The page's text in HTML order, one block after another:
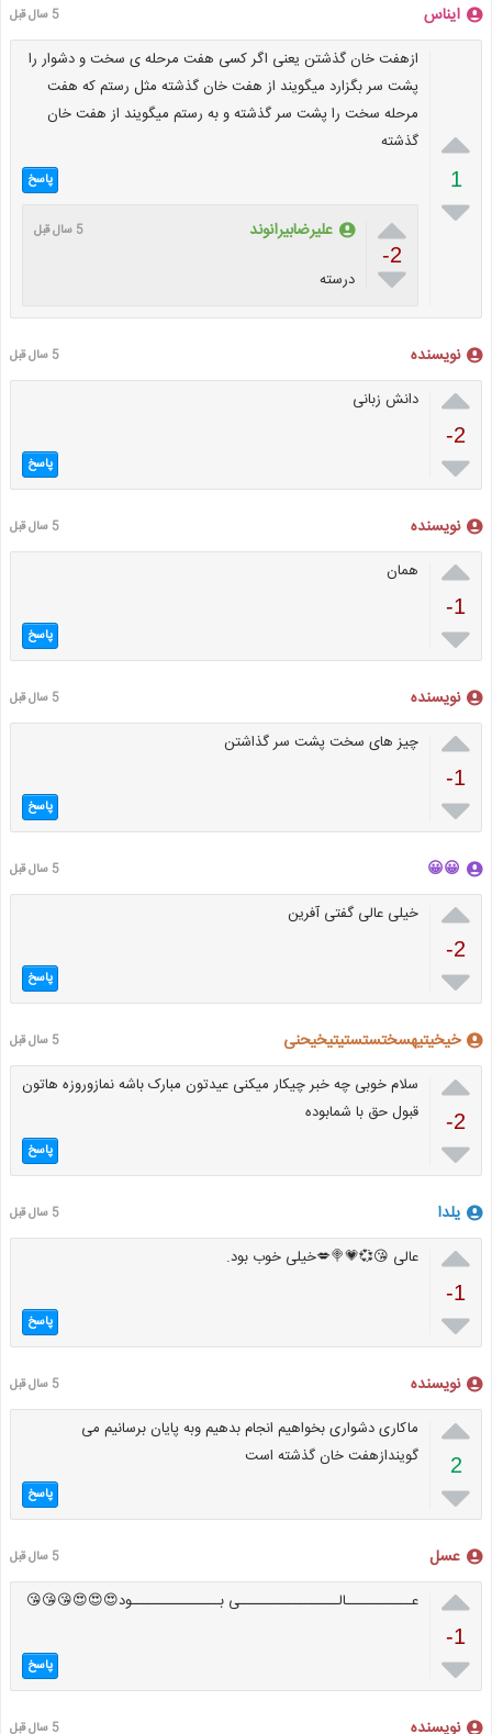
ایناس 5 سال قبل

1

ازهفت خان گذشتن یعنی اگر کسی هفت مرحله ی سخت و دشوار را
پشت سر بگزارد میگویند از هفت خان گذشته مثل رستم که هفت
مرحله سخت را پشت سر گذشته و به رستم میگویند از هفت خان
گذشته
پاسخ

-2

علیرضابیرانوند 5 سال قبل
درسته
نویسنده 5 سال قبل

-2

دانش زبانی
پاسخ
نویسنده 5 سال قبل

-1

همان
پاسخ
نویسنده 5 سال قبل

-1

چیز های سخت پشت سر گذاشتن
پاسخ
😀😀 5 سال قبل

-2

خیلی عالی گفتی آفرین
پاسخ
خیخیتیهسختستستیتیخیحنی 5 سال قبل

-2

سلام خوبی چه خبر چیکار میکنی عیدتون مبارک باشه نمازوروزه هاتون
قبول حق با شمابوده
پاسخ
یلدا 5 سال قبل

-1

عالی 😘💞💗🍭💋خیلی خوب بود.
پاسخ
نویسنده 5 سال قبل

2

ماکاری دشواری بخواهیم انجام بدهیم وبه پایان برسانیم می
گویندازهفت خان گذشته است
پاسخ
عسل 5 سال قبل

-1

عــــــــــــالــــــــــــــــــی بــــــــــــــــود😍😍😍😘😘😘
پاسخ
نویسنده 5 سال قبل